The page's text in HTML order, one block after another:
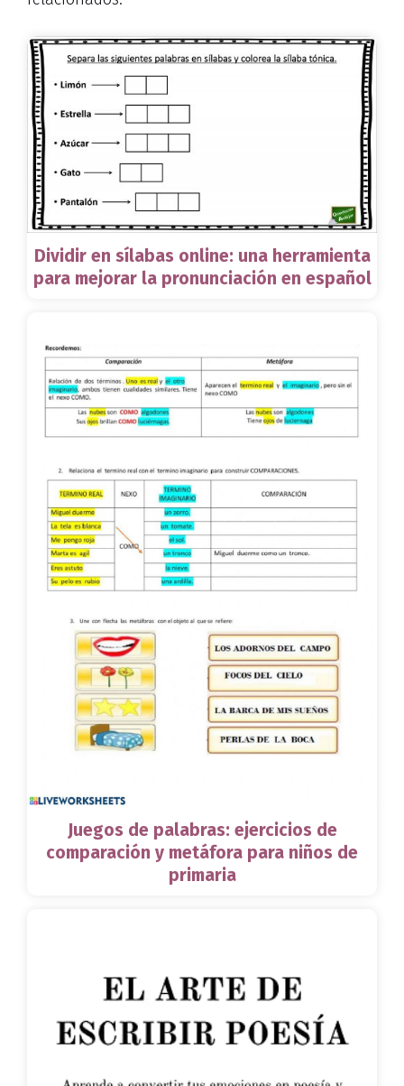
Dividir en sílabas online: una herramienta
para mejorar la pronunciación en español
Juegos de palabras: ejercicios de
comparación y metáfora para niños de
primaria